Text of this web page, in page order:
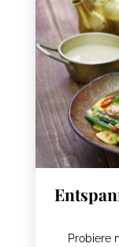
Probiere